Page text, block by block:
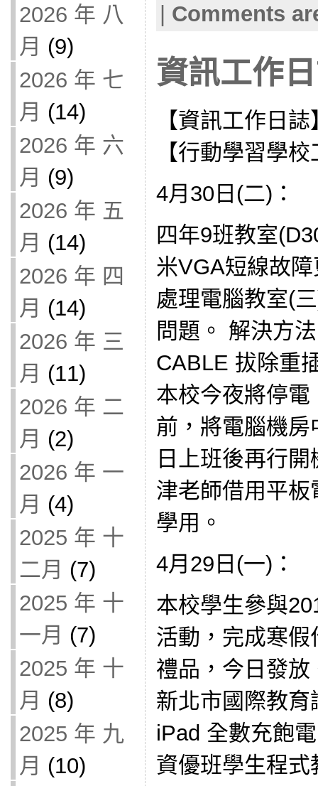
2026 年 八
月 (9)
2026 年 七
月 (14)
2026 年 六
月 (9)
2026 年 五
月 (14)
2026 年 四
月 (14)
2026 年 三
月 (11)
2026 年 二
月 (2)
2026 年 一
月 (4)
2025 年 十
二月 (7)
2025 年 十
一月 (7)
2025 年 十
月 (8)
2025 年 九
月 (10)
| Comments
資訊工作
【資訊工作日
【行動學習學
4月30日(二)：
四年9班教室
米VGA短線故
處理電腦教室(
問題。 解決方
CABLE 拔除重
本校今夜將停
前，將電腦機
日上班後再行
津老師借用平
學用。
4月29日(一)：
本校學生參與
活動，完成寒
禮品，今日發
新北市國際教
iPad 全數充飽
資優班學生程式